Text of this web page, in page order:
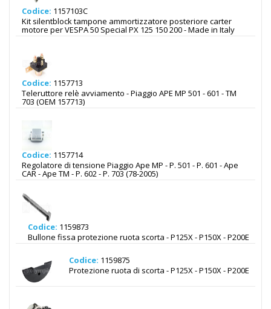
Codice: 1157103C
Kit silentblock tampone ammortizzatore posteriore carter
motore per VESPA 50 Special PX 125 150 200 - Made in Italy
Codice: 1157713
Teleruttore relè avviamento - Piaggio APE MP 501 - 601 - TM
703 (OEM 157713)
Codice: 1157714
Regolatore di tensione Piaggio Ape MP - P. 501 - P. 601 - Ape
CAR - Ape TM - P. 602 - P. 703 (78-2005)
Codice: 1159873
Bullone fissa protezione ruota scorta - P125X - P150X - P200E
Codice: 1159875
Protezione ruota di scorta - P125X - P150X - P200E